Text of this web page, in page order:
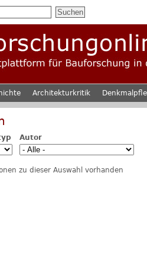
Architekturkritik
Autor
zu dieser Auswahl vorhanden